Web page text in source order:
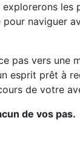
naviguer
pas vers une
esprit prêt à
de votre
de vos pas.